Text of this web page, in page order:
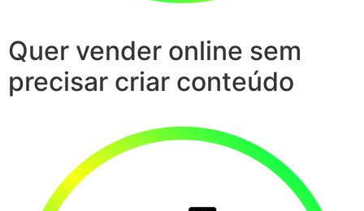
Quer vender online sem
precisar criar conteúdo